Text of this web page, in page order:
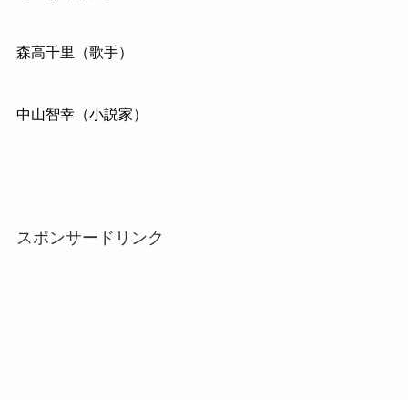
森高千里（歌手）
中山智幸（小説家）
スポンサードリンク